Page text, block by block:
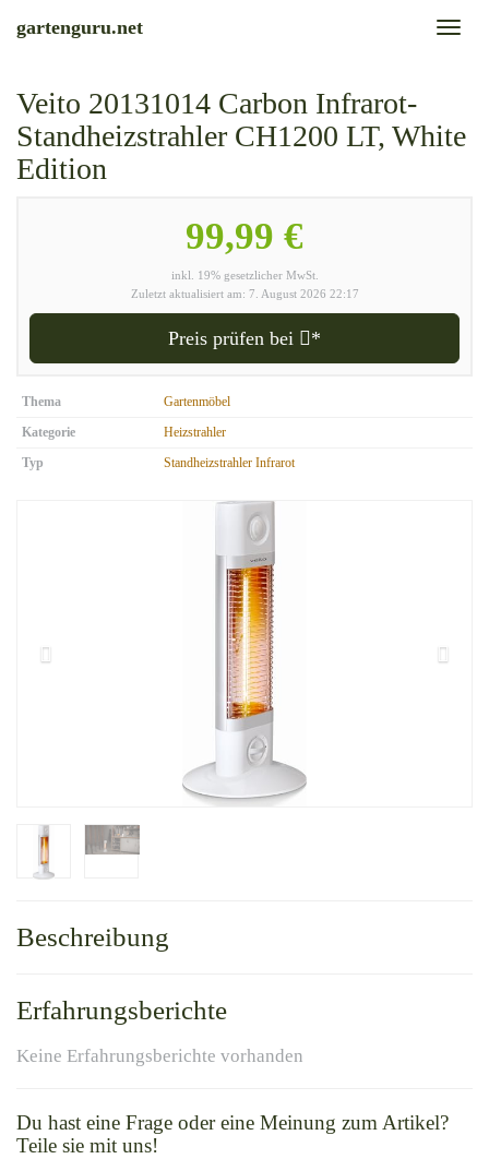
Toggle
gartenguru.net
Veito 20131014 Carbon Infrarot-
Standheizstrahler CH1200 LT, White
Edition
99,99 €
inkl. 19% gesetzlicher MwSt.
Zuletzt aktualisiert am: 7. August 2026 22:17
Preis prüfen bei *
Thema
Gartenmöbel
Kategorie
Heizstrahler
Typ
Standheizstrahler Infrarot
Beschreibung
Erfahrungsberichte
Keine Erfahrungsberichte vorhanden
Du hast eine Frage oder eine Meinung zum Artikel?
Teile sie mit uns!